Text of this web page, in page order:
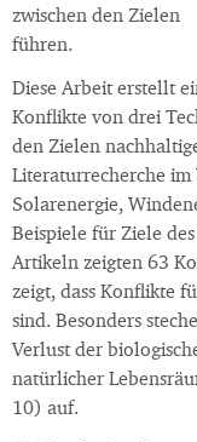
zwischen den Zielen
führen.
Diese Arbeit erstellt
Konflikte von drei
den Zielen
Literaturrecherche im
Solarenergie,
Beispiele für Ziele
Artikeln zeigten 63
zeigt, dass Konflikte
sind. Besonders
Verlust der
natürlicher
10) auf.